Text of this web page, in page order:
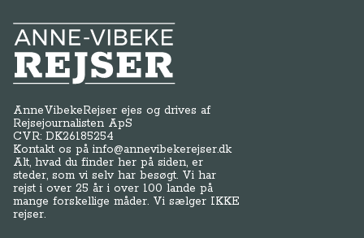
Anne-Vibeke Rejser
AnneVibekeRejser ejes og drives af
Rejsejournalisten ApS
CVR: DK26185254
Kontakt os påinfo@annevibekerejser.dk
Alt, hvad du finder her på siden, er
steder, som vi selv har besøgt. Vi har
rejst i over 25 år i over 100 lande på
mange forskellige måder. Vi sælger IKKE
rejser.